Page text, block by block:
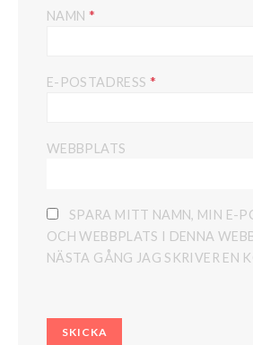
NAMN *
E-POSTADRESS *
WEBBPLATS
SPARA MITT NAMN, MIN E-
OCH WEBBPLATS I DENNA
NÄSTA GÅNG JAG SKRIVER EN